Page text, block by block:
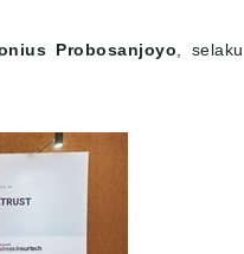
Probosanjoyo , selaku